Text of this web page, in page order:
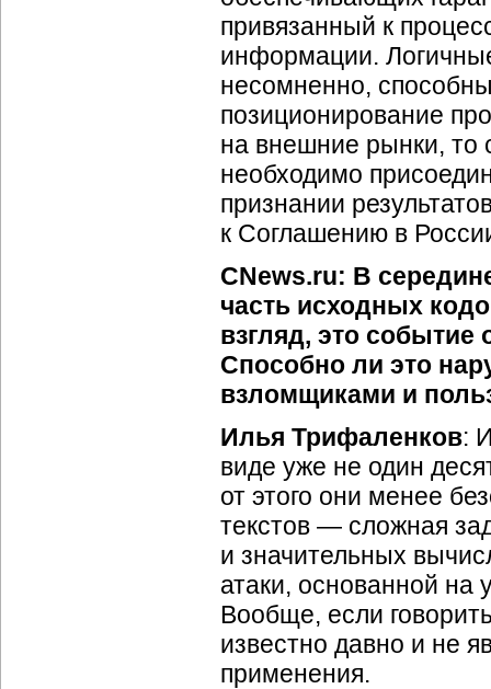
привязанный к
информации.
несомненно,
позиционирование
на внешние рынки, то
необходимо
признании
к Соглашению в
CNews.ru: В
часть исходных
взгляд, это событие
Способно ли это
взломщиками и
Илья Трифаленков:
виде уже не один
от этого они менее
текстов — сложная
и значительных
атаки, основанной на
Вообще, если
известно давно и не
применения.